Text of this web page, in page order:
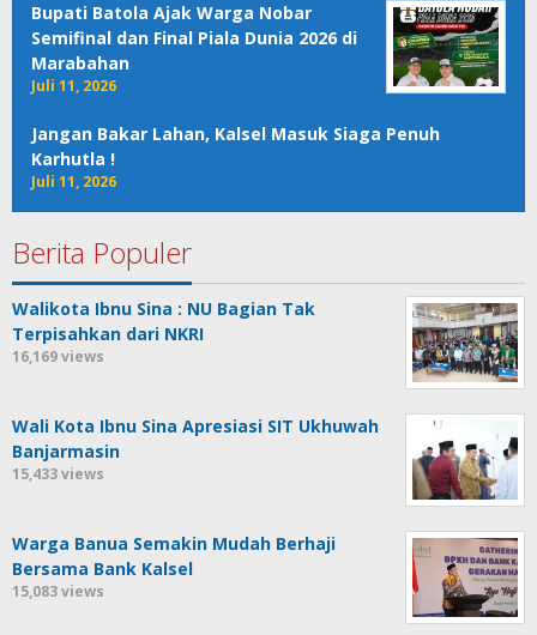
Bupati Batola Ajak Warga Nobar
Semifinal dan Final Piala Dunia 2026 di
Marabahan
Juli 11, 2026
Jangan Bakar Lahan, Kalsel Masuk Siaga Penuh
Karhutla !
Juli 11, 2026
Berita Populer
Walikota Ibnu Sina : NU Bagian Tak
Terpisahkan dari NKRI
16,169 views
Wali Kota Ibnu Sina Apresiasi SIT Ukhuwah
Banjarmasin
15,433 views
Warga Banua Semakin Mudah Berhaji
Bersama Bank Kalsel
15,083 views